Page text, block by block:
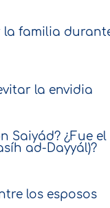
la familia
la envidia
Saiyád? ¿Fue el
ad-Dayyál)?
los esposos